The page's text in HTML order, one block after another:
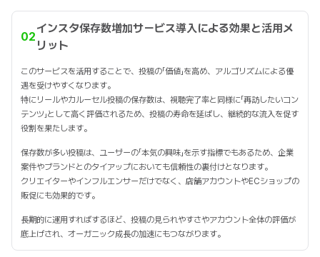
02
インスタ保存数増加サービス導入による効果と活用メ
リット
このサービスを活用することで、投稿の「価値」を高め、アルゴリズムによる優
遇を受けやすくなります。
特にリールやカルーセル投稿の保存数は、視聴完了率と同様に「再訪したいコン
テンツ」として高く評価されるため、投稿の寿命を延ばし、継続的な流入を促す
役割を果たします。
保存数が多い投稿は、ユーザーの「本気の興味」を示す指標でもあるため、企業
案件やブランドとのタイアップにおいても信頼性の裏付けとなります。
クリエイターやインフルエンサーだけでなく、店舗アカウントやECショップの
販促にも効果的です。
長期的に運用すればするほど、投稿の見られやすさやアカウント全体の評価が
底上げされ、オーガニック成長の加速にもつながります。